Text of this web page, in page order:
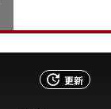
更新